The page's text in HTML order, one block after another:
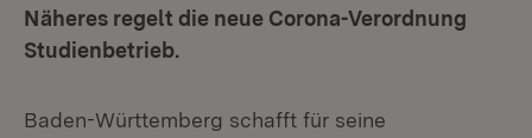
Näheres regelt die neue Corona-Verordnung
Studienbetrieb.
Baden-Württemberg schafft für seine